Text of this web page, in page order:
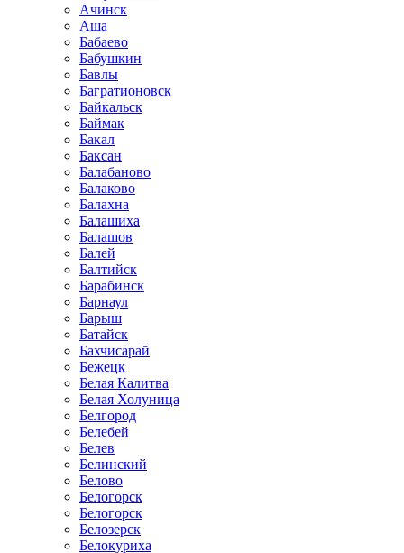
Ачинск
Аша
Бабаево
Бабушкин
Бавлы
Багратионовск
Байкальск
Баймак
Бакал
Баксан
Балабаново
Балаково
Балахна
Балашиха
Балашов
Балей
Балтийск
Барабинск
Барнаул
Барыш
Батайск
Бахчисарай
Бежецк
Белая Калитва
Белая Холуница
Белгород
Белебей
Белев
Белинский
Белово
Белогорск
Белогорск
Белозерск
Белокуриха